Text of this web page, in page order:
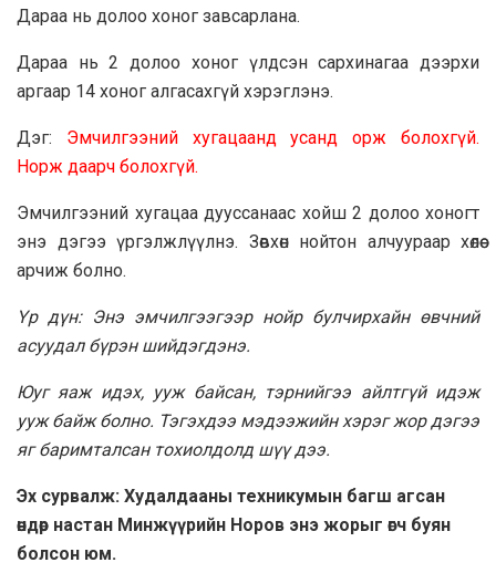
Дараа нь долоо хоног завсарлана.
Дараа нь 2 долоо хоног үлдсэн сархинагаа дээрхи
аргаар 14 хоног алгасахгүй хэрэглэнэ.
Дэг: Эмчилгээний хугацаанд усанд орж болохгүй.
Норж даарч болохгүй.
Эмчилгээний хугацаа дууссанаас хойш 2 долоо хоногт
энэ дэгээ үргэлжлүүлнэ. Зөвхөн нойтон алчуураар хөлөө
арчиж болно.
Үр дүн: Энэ эмчилгээгээр нойр булчирхайн өвчний
асуудал бүрэн шийдэгдэнэ.
Юуг яаж идэх, ууж байсан, тэрнийгээ айлтгүй идэж
ууж байж болно. Тэгэхдээ мэдээжийн хэрэг жор дэгээ
яг баримталсан тохиолдолд шүү дээ.
Эх сурвалж: Худалдааны техникумын багш агсан
өндөр настан Минжүүрийн Норов энэ жорыг өгч буян
болсон юм.